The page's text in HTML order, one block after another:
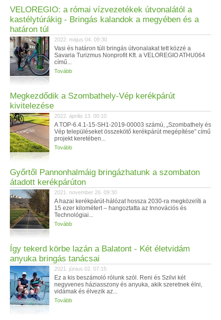
VELOREGIO: a római vízvezetékek útvonalától a
kastélytúrákig - Bringás kalandok a megyében és a
határon túl
2022. május 04. 09:30
Vasi és határon túli bringás útvonalakat tett közzé a
Savaria Turizmus Nonprofit Kft. a VELOREGIO ATHU064
című...
Tovább
Megkezdődik a Szombathely-Vép kerékpárút
kivitelezése
2022. április 13. 00:10
A TOP-6.4.1-15-SH1-2019-00003 számú, „Szombathely és
Vép településeket összekötő kerékpárút megépítése” című
projekt keretében...
Tovább
Győrtől Pannonhalmáig bringázhatunk a szombaton
átadott kerékpárúton
2021. november 26. 09:30
A hazai kerékpárút-hálózat hossza 2030-ra megközelíti a
15 ezer kilométert – hangoztatta az Innovációs és
Technológiai...
Tovább
Így tekerd körbe lazán a Balatont - Két életvidám
anyuka bringás tanácsai
2021. június 02. 07:15
Ez a kis beszámoló rólunk szól. Reni és Szilvi két
negyvenes háziasszony és anyuka, akik szeretnek élni,
vidámak és élvezik az...
Tovább